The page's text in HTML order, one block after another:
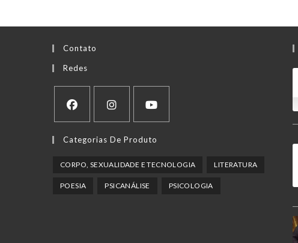
Contato
Redes
em
aba
em
aba
em
aba
Categorias De Produto
CORPO, SEXUALIDADE E TECNOLOGIA LITERATURA
POESIA PSICANÁLISE PSICOLOGIA